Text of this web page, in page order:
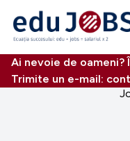
Ai nevoie de
Trimite un e-mail: